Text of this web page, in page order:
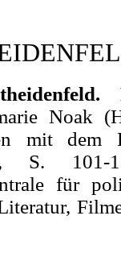
Noak
mit dem
S. 101-
für